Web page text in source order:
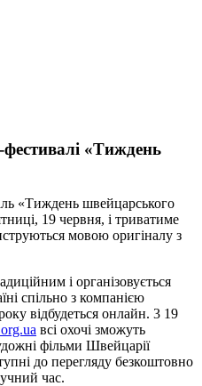
«Тиждень
«Тиждень швейцарського
19 червня, і триватиме
мовою оригіналу з
і організовується
спільно з компанією
відбудеться онлайн. 3 19
всі охочі зможуть
фільми Швейцарії
до перегляду безкоштовно
час.